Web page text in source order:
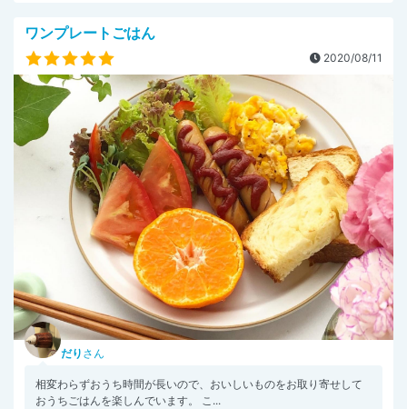
ワンプレートごはん
2020/08/11
だり さん
相変わらずおうち時間が長いので、おいしいものをお取り寄せして
おうちごはんを楽しんでいます。 こ...